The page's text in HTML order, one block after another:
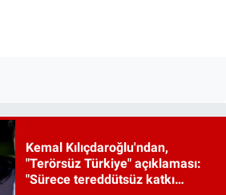
Kemal Kılıçdaroğlu'ndan,
"Terörsüz Türkiye" açıklaması:
"Sürece tereddütsüz katkı